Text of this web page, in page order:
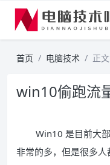
首页 电脑技术 正文
win10偷跑流
Win10 是目前大
非常的多，但是很多